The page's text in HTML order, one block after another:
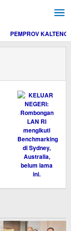
PEMPROV KALTENG